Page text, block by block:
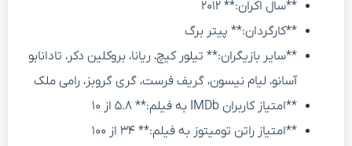
**سال اکران:** ۲۰۱۲
**کارگردان:** پیتر برگ
**سایر بازیگران:** تیلور کیچ، ریانا، بروکلین دکر، تادانابو
آسانو، لیام نیسون، گریف فرست، گری گروبز، رامی ملک
**امتیاز کاربران IMDb به فیلم:** ۵.۸ از ۱۰
**امتیاز راتن تومیتوز به فیلم:** ۳۴ از ۱۰۰